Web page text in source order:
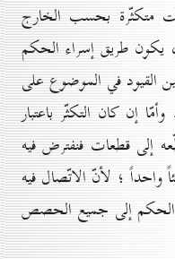
متكثّرة بحسب الخارج
يكون طريق إسراء الحكم
القيود في الموضوع على
إن كان التكثّر باعتبار
إلى قطعات فنفترض فيه
واحداً ؛ لأنّ الاتّصال فيه
الحكم إلى جميع الحصص